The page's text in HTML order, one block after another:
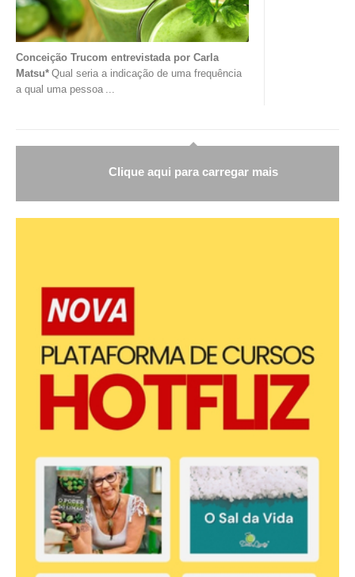
Conceição Trucom entrevistada por Carla
Matsu* Qual seria a indicação de uma frequência
a qual uma pessoa
Clique aqui para carregar mais